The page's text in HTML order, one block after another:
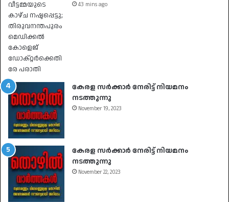
43 mins ago
കേരള സർക്കാർ നേരിട്ട് നിയമനം
നടത്തുന്നു
November 19, 2023
കേരള സർക്കാർ നേരിട്ട് നിയമനം
നടത്തുന്നു
November 22, 2023